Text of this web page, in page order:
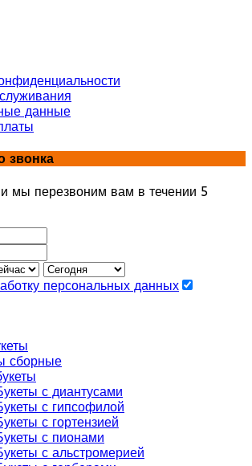
данные
звонка
и мы перезвоним вам в течении 5
персональных данных
сборные
с диантусами
с гипсофилой
с гортензией
с пионами
с альстромерией